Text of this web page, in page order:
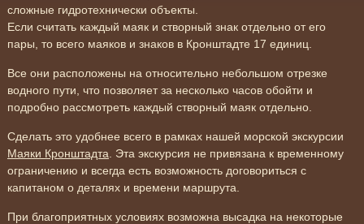
сложные гидротехнически объекты.
Если считать каждый маяк и створный знак отдельно от его
пары, то всего маяков и знаков в Кронштадте 17 единиц.
Все они расположены на относительно небольшом отрезке
водного пути, что позволяет за несколько часов обойти и
подробно рассмотреть каждый створный маяк отдельно.
Сделать это удобнее всего в рамках нашей морской экскурсии
Маяки Кронштадта . Эта экскурсия не привязана к временному
ограничению и всегда есть возможность договориться с
капитаном о деталях и времени маршрута.
При благоприятных условиях возможна высадка на некоторые